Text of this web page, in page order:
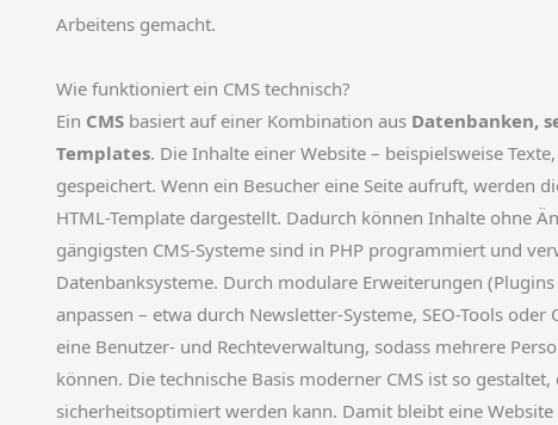
Arbeitens gemacht.
Wie funktioniert ein CMS technisch?
Ein CMS basiert auf einer Kombination aus Datenbanken,
Templates. Die Inhalte einer Website – beispielsweise
gespeichert. Wenn ein Besucher eine Seite aufruft, werden
HTML-Template dargestellt. Dadurch können Inhalte ohne
gängigsten CMS-Systeme sind in PHP programmiert und
Datenbanksysteme. Durch modulare Erweiterungen
anpassen – etwa durch Newsletter-Systeme, SEO-Tools
eine Benutzer- und Rechteverwaltung, sodass mehrere
können. Die technische Basis moderner CMS ist so
sicherheitsoptimiert werden kann. Damit bleibt eine